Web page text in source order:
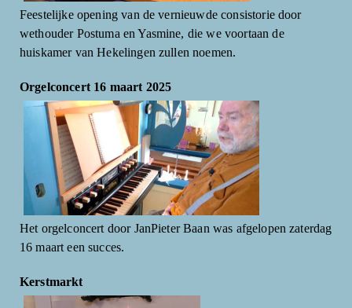
Feestelijke opening van de vernieuwde consistorie door
wethouder Postuma en Yasmine, die we voortaan de
huiskamer van Hekelingen zullen noemen.
Orgelconcert 16 maart 2025
Het orgelconcert door JanPieter Baan was afgelopen zaterdag
16 maart een succes.
Kerstmarkt